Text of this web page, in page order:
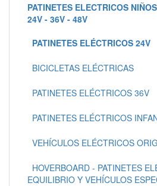
PATINETES ELECTRICOS
24V - 36V - 48V
PATINETES ELÉCTRICOS 24V
BICICLETAS ELÉCTRICAS
PATINETES ELÉCTRICOS 36V
PATINETES ELÉCTRICOS
VEHÍCULOS ELÉCTRICOS
HOVERBOARD - PATINETES
EQUILIBRIO Y VEHÍCULOS